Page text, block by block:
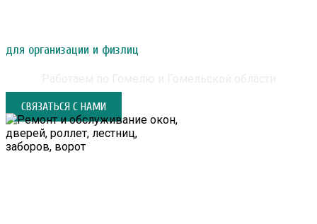
для организации и физлиц
СВЯЗАТЬСЯ С НАМИ